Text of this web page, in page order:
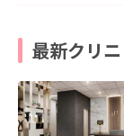
最新クリ